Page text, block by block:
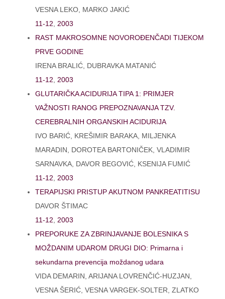
VESNA LEKO, MARKO JAKIĆ
11-12
2003
RAST MAKROSOMNE NOVOROĐENČADI TIJEKOM
PRVE GODINE
IRENA BRALIĆ, DUBRAVKA MATANIĆ
11-12
2003
GLUTARIČKA ACIDURIJA TIPA 1: PRIMJER
VAŽNOSTI RANOG PREPOZNAVANJA TZV.
CEREBRALNIH ORGANSKIH ACIDURIJA
IVO BARIĆ, KREŠIMIR BARAKA, MILJENKA
MARADIN, DOROTEA BARTONIČEK, VLADIMIR
SARNAVKA, DAVOR BEGOVIĆ, KSENIJA FUMIĆ
11-12
2003
TERAPIJSKI PRISTUP AKUTNOM PANKREATITISU
DAVOR ŠTIMAC
11-12
2003
PREPORUKE ZA ZBRINJAVANJE BOLESNIKA S
MOŽDANIM UDAROM DRUGI DIO: Primarna i
sekundarna prevencija moždanog udara
VIDA DEMARIN, ARIJANA LOVRENČIĆ-HUZJAN,
VESNA ŠERIĆ, VESNA VARGEK-SOLTER, ZLATKO